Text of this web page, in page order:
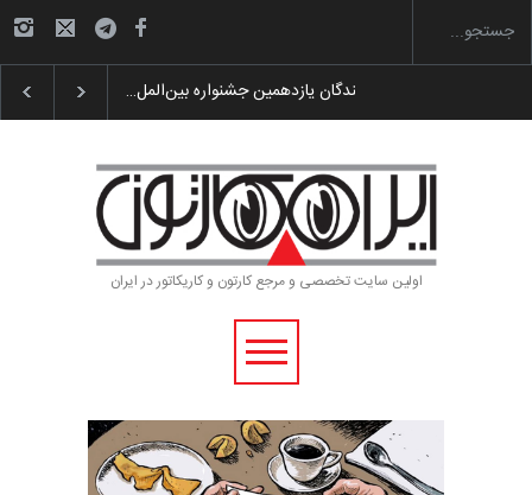
لیست شرکت کنندگان یازدهمین جشنواره بین‌المل…
اولین سایت تخصصی و مرجع کارتون و کاریکاتور در ایران